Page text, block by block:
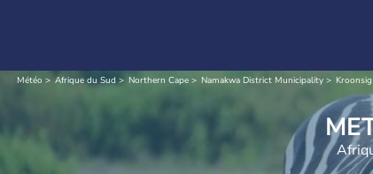
Météo Afrique du Sud Northern Cape Namakwa District Municipality Kroonsig